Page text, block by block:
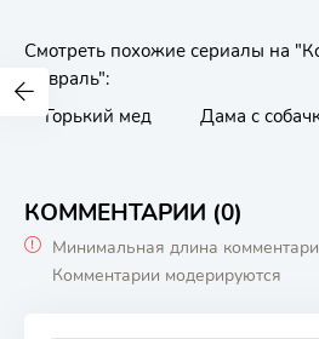
Смотреть похожие сериалы на
февраль":
Горький мед
Дама с
КОММЕНТАРИИ (0)
Минимальная длина
Комментарии модерируются